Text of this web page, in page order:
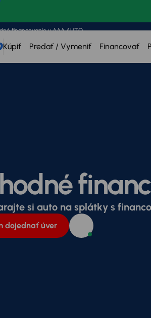
Kúpiť Predať / Vymeniť Financovať
financovanie v AAA AUTO
si auto na splátky s
dojednať úver